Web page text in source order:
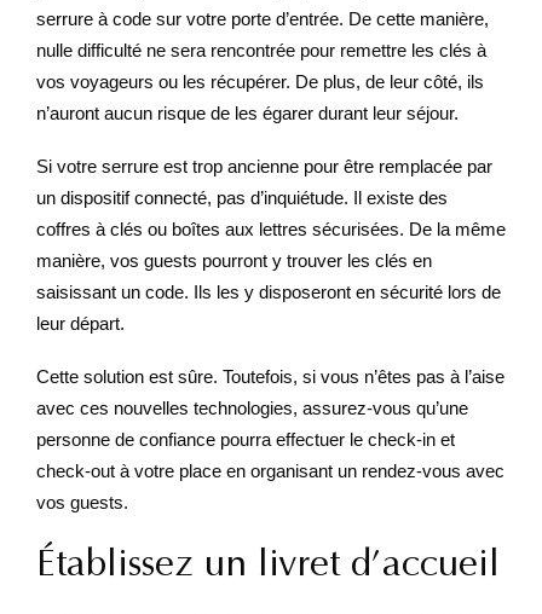
serrure à code sur votre porte d’entrée. De cette manière,
nulle difficulté ne sera rencontrée pour remettre les clés à
vos voyageurs ou les récupérer. De plus, de leur côté, ils
n’auront aucun risque de les égarer durant leur séjour.
Si votre serrure est trop ancienne pour être remplacée par
un dispositif connecté, pas d’inquiétude. Il existe des
coffres à clés ou boîtes aux lettres sécurisées. De la même
manière, vos guests pourront y trouver les clés en
saisissant un code. Ils les y disposeront en sécurité lors de
leur départ.
Cette solution est sûre. Toutefois, si vous n’êtes pas à l’aise
avec ces nouvelles technologies, assurez-vous qu’une
personne de confiance pourra effectuer le check-in et
check-out à votre place en organisant un rendez-vous avec
vos guests.
Établissez un livret d’accueil